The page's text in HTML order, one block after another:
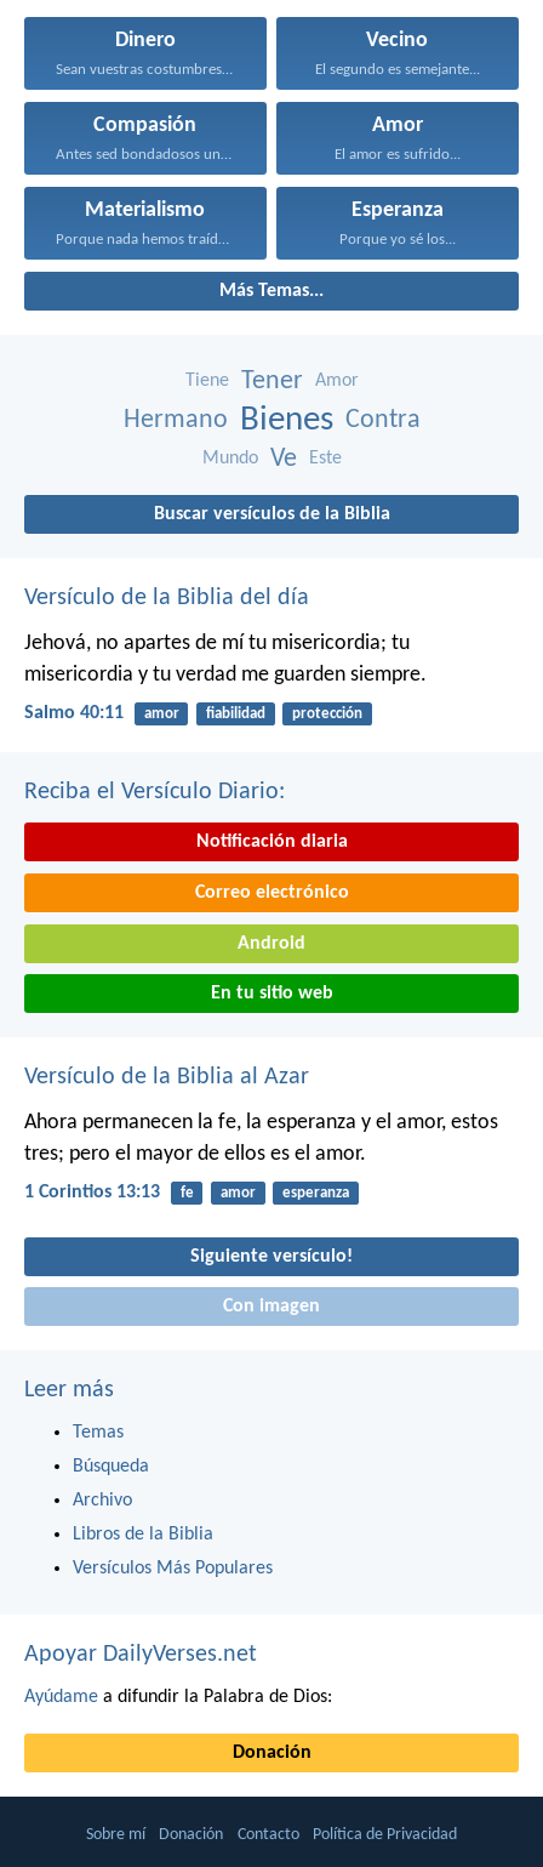
Dinero
Sean vuestras costumbres sin...
Vecino
El segundo es semejante...
Compasión
Antes sed bondadosos unos...
Amor
El amor es sufrido...
Materialismo
Porque nada hemos traído...
Esperanza
Porque yo sé los...
Más Temas...
Tiene Tener Amor
Hermano Bienes Contra
Mundo Ve Este
Buscar versículos de la Biblia
Versículo de la Biblia del día
Jehová, no apartes de mí tu misericordia; tu
misericordia y tu verdad me guarden siempre.
Salmo 40:11 amor fiabilidad protección
Reciba el Versículo Diario:
Notificación diaria
Correo electrónico
Android
En tu sitio web
Versículo de la Biblia al Azar
Ahora permanecen la fe, la esperanza y el amor, estos
tres; pero el mayor de ellos es el amor.
1 Corintios 13:13 fe amor esperanza
Siguiente versículo!
Con imagen
Leer más
Temas
Búsqueda
Archivo
Libros de la Biblia
Versículos Más Populares
Apoyar DailyVerses.net
Ayúdame a difundir la Palabra de Dios:
Donación
Sobre mí Donación Contacto Política de Privacidad